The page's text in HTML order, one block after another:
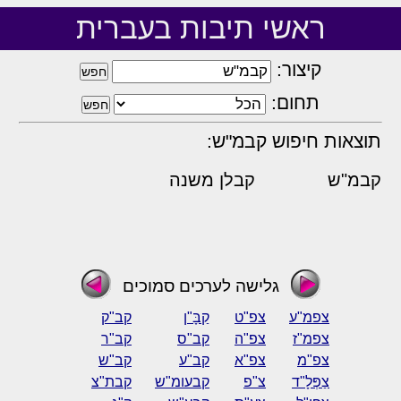
ראשי תיבות בעברית
קיצור:
תחום:
תוצאות חיפוש קבמ"ש:
קבמ"ש קבלן משנה
גלישה לערכים סמוכים
צפמ"ע צפ"ט קַבָּ"ן
קב"ק
צפמ"ז
צפ"ה קב"ס
קב"ר
צפ"מ
צפ"א קב"ע
קב"ש
צַפְּלָ"ד
צ"פ קבעומ"ש
קבת"צ